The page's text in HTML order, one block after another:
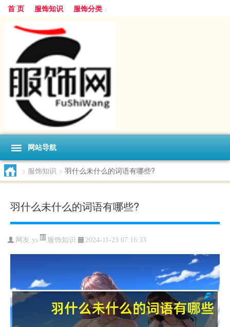
首 页 服饰知识 服饰分类
网站导航
> 服饰知识 > 羽什么未什么的词语有哪些?
羽什么未什么的词语有哪些?
网友:ys 服饰知识 2024-11-23 07:16:33